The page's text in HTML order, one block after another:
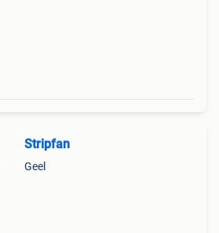
Stripfan
Geel